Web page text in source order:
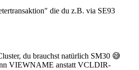
die du z.B. via SE93
du brauchst natürlich SM30 😅
VIEWNAME anstatt VCLDIR-